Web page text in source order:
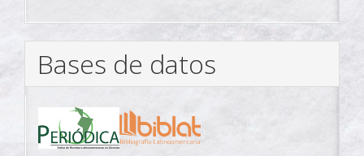
Bases de datos